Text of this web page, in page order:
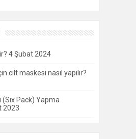
4 Şubat 2024
cilt maskesi nasıl yapılır?
(Six Pack) Yapma
2023